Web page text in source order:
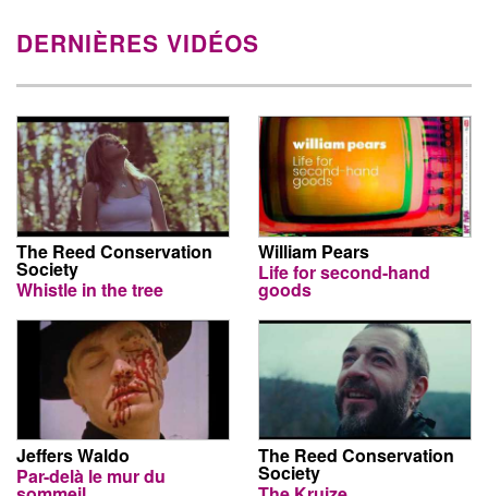
DERNIÈRES VIDÉOS
The Reed Conservation
Society
Whistle in the tree
William Pears
Life for second-hand
goods
Jeffers Waldo
Par-delà le mur du
The Reed Conservation
Society